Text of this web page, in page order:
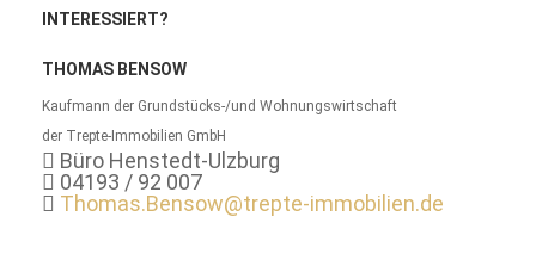
INTERESSIERT?
THOMAS BENSOW
Kaufmann der Grundstücks-/und Wohnungswirtschaft
der Trepte-Immobilien GmbH
Büro Henstedt-Ulzburg
04193 / 92 007
Thomas.Bensow@trepte-immobilien.de